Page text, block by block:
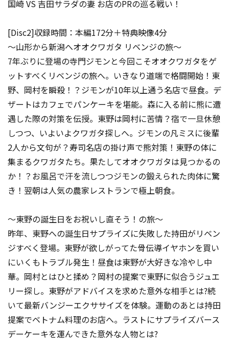
国崎 VS 吉田サラダの妻 お店のPRの巡る戦い！
[Disc2]収録時間：本編172分＋特典映像4分
～山形から新潟へオオクワガタ リベンジの旅～
7年ぶりに登場の寺門ジモンと今回こそオオクワガタをゲ
ットすべくリベンジの旅へ。いきなり道端で格闘開始！東
野、岡村を瞬殺！？ジモンが10年以上通う名店で昼食。デ
ザートはカフェでパンケーキを堪能。森に入る前に熊に遭
遇した際の対策を伝授。東野は岡村に苦情？宿で一旦休憩
しつつ、いよいよクワガタ探しへ。ジモンの凡ミスに後輩
2人から文句が？寿司名店の掛け声で熊対策！東野の体に
集まるクワガタたち。果たしてオオクワガタは見つかるの
か！？お風呂で汗を流しつつジモンの鍛えられた肉体に驚
き！翌朝は人気の農家レストランで極上朝食。
～東野の誕生日をお祝いし直そう！の旅～
昨年、東野への誕生日サプライズに失敗した持田がリベン
ジすべく登場。東野が欲しがってた骨伝導イヤホンを買い
にいくもトラブル発生！昼食は東野が大好きな冷やし中
華。岡村とはひと揉め？岡村の提案で東野に似合うジュエ
リー探し。東野がアドバイスを求めた意外な相手とは?続
いて最新バンジーエクササイズを体験。運動のあとは持田
提案でベトナム料理のお店へ。ラストにサプライズバース
デーケーキを運んできた意外な人物とは?